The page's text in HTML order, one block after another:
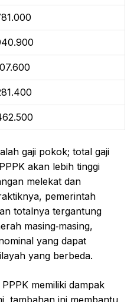
gaji pokok; total gaji
akan lebih tinggi
melekat dan
pemerintah
totalnya tergantung
masing‑masing,
yang dapat
yang berbeda.
memiliki dampak
tambahan ini membantu